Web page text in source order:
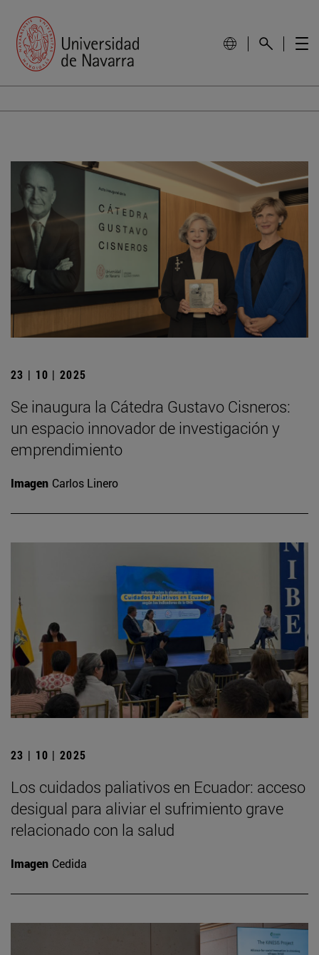
23 | 10 | 2025
Se inaugura la Cátedra Gustavo Cisneros:
un espacio innovador de investigación y
emprendimiento
Imagen Carlos Linero
23 | 10 | 2025
Los cuidados paliativos en Ecuador: acceso
desigual para aliviar el sufrimiento grave
relacionado con la salud
Imagen Cedida